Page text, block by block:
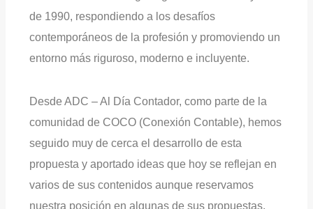
de 1990, respondiendo a los desafíos
contemporáneos de la profesión y promoviendo un
entorno más riguroso, moderno e incluyente.
Desde ADC – Al Día Contador, como parte de la
comunidad de COCO (Conexión Contable), hemos
seguido muy de cerca el desarrollo de esta
propuesta y aportado ideas que hoy se reflejan en
varios de sus contenidos aunque reservamos
nuestra posición en algunas de sus propuestas.